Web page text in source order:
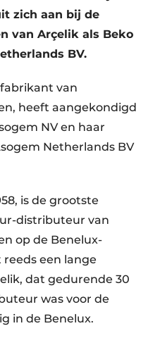
zich aan bij de
van Arçelik als Beko
BV.
van
heeft aangekondigd
NV en haar
Netherlands BV
is de grootste
distributeur van
op de Benelux-
een lange
dat gedurende 30
was voor de
in de Benelux.